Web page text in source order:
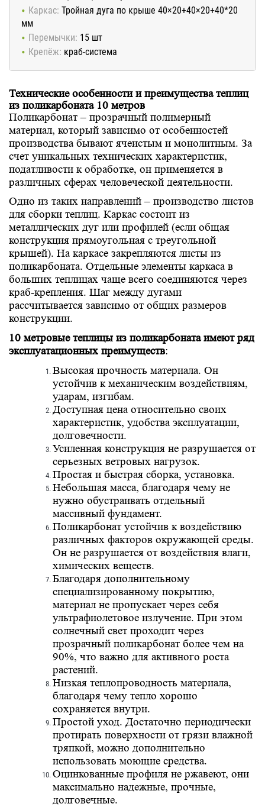
Каркас: Тройная дуга по крыше 40×20+40×20+40*20
мм
Перемычки: 15 шт
Крепёж: краб-система
Технические особенности и преимущества теплиц
из поликарбоната 10 метров
Поликарбонат – прозрачный полимерный
материал, который зависимо от особенностей
производства бывают ячеистым и монолитным. За
счет уникальных технических характеристик,
податливости к обработке, он применяется в
различных сферах человеческой деятельности.
Одно из таких направлений – производство листов
для сборки теплиц. Каркас состоит из
металлических дуг или профилей (если общая
конструкция прямоугольная с треугольной
крышей). На каркасе закрепляются листы из
поликарбоната. Отдельные элементы каркаса в
больших теплицах чаще всего соединяются через
краб-крепления. Шаг между дугами
рассчитывается зависимо от общих размеров
конструкции.
10 метровые теплицы из поликарбоната имеют ряд
эксплуатационных преимуществ:
Высокая прочность материала. Он
устойчив к механическим воздействиям,
ударам, изгибам.
Доступная цена относительно своих
характеристик, удобства эксплуатации,
долговечности.
Усиленная конструкция не разрушается от
серьезных ветровых нагрузок.
Простая и быстрая сборка, установка.
Небольшая масса, благодаря чему не
нужно обустраивать отдельный
массивный фундамент.
Поликарбонат устойчив к воздействию
различных факторов окружающей среды.
Он не разрушается от воздействия влаги,
химических веществ.
Благодаря дополнительному
специализированному покрытию,
материал не пропускает через себя
ультрафиолетовое излучение. При этом
солнечный свет проходит через
прозрачный поликарбонат более чем на
90%, что важно для активного роста
растений.
Низкая теплопроводность материала,
благодаря чему тепло хорошо
сохраняется внутри.
Простой уход. Достаточно периодически
протирать поверхности от грязи влажной
тряпкой, можно дополнительно
использовать моющие средства.
Оцинкованные профиля не ржавеют, они
максимально надежные, прочные,
долговечные.